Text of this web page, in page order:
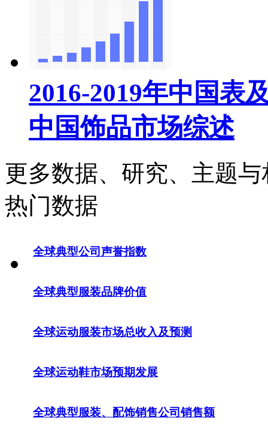
2016-2019年中国表
中国饰品市场综述
更多数据、研究、主题
热门数据
全球典型公司声誉指数
全球典型服装品牌价值
全球运动服装市场总收入及预测
全球运动鞋市场预期发展
全球典型服装、配饰销售公司销售额